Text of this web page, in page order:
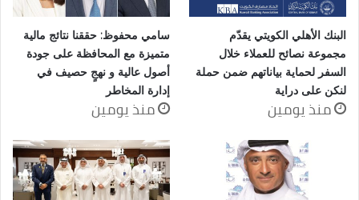
البنك الأهلي الكويتي يقدّم
مجموعة نصائح للعملاء خلال
السفر لحماية بياناتهم ضمن حملة
لنكن على دراية
منذ يومين
سامي محفوظ: حققنا نتائج مالية
متميزة مع المحافظة على جودة
أصول عالية و نهجٍ حصيف في
إدارة المخاطر
منذ يومين